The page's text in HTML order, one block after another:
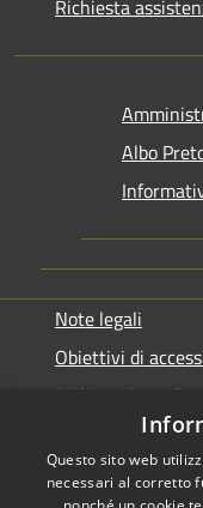
Richiesta
Albo
Note legali
Obiettivi di
Dichiarazione di
Questo sito web
necessari al corretto